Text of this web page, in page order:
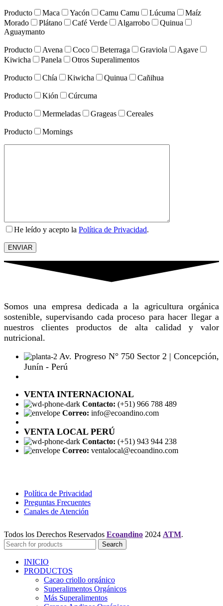
Producto Maca Yacón Camu Camu Lúcuma
Maíz
Morado
Plátano Café Verde Algarrobo
Quinua
Aguaymanto
Producto Avena Coco Beterraga Graviola
Agave
Kiwicha
Panela Otros Superalimentos
Producto Chía Kiwicha Quinua Cañihua
Producto Kión Cúrcuma
Producto Mermeladas Grageas Cereales
Producto Mornings
He leído y acepto la Política de Privacidad.
Somos una empresa dedicada a la agricultura orgánica
sostenible, supervisando cada proceso para hacer llegar a
nuestros clientes productos de alta calidad y valor
nutricional.
Av. Progreso N° 750 Sector 2 | Concepción,
Junín - Perú
VENTA INTERNACIONAL
Contacto: (+51) 966 788 489
Correo: info@ecoandino.com
VENTA LOCAL PERÚ
Contacto: (+51) 943 944 238
Correo: ventalocal@ecoandino.com
Política de Privacidad
Preguntas Frecuentes
Canales de Atención
Todos los Derechos Reservados Ecoandino 2024 ATM.
Search
INICIO
PRODUCTOS
Cacao criollo orgánico
Superalimentos Orgánicos
Más Superalimentos